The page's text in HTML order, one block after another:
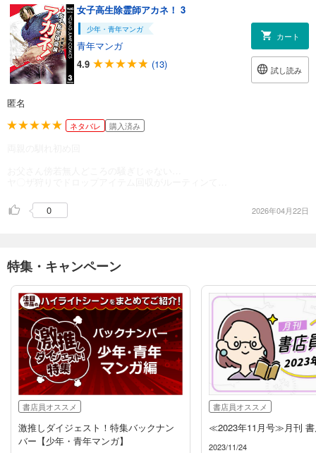
女子高生除霊師アカネ！ 3
少年・青年マンガ
青年マンガ
4.9
(13)
カート
試し読み
匿名
ネタバレ 購入済み
0 2026年04月22日
特集・キャンペーン
書店員オススメ
激推しダイジェスト！特集バックナン
バー【少年・青年マンガ】
書店員オススメ
≪2023年11月号≫月刊 書
2023/11/24